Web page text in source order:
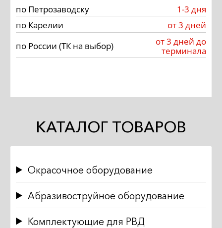
по Петрозаводску
1-3 дня
по Карелии
от 3 дней
по России (ТК на выбор)
от 3 дней до
терминала
КАТАЛОГ ТОВАРОВ
Окрасочное оборудование
Абразивоструйное оборудование
Комплектующие для РВД